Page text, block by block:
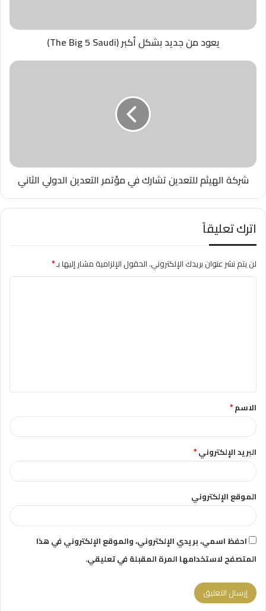
يعود من جديد بشكل أكبر (The Big 5 Saudi)
شركة الهيثم للتعدين تشارك في مؤتمر التعدين الدولي الثاني
اترك تعليقاً
لن يتم نشر عنوان بريدك الإلكتروني.الحقول الإلزامية مشار إليها بـ*
ق
*الاسم*
البريد الإلكتروني*
الموقع الإلكتروني
احفظ اسمي، بريدي الإلكتروني، والموقع الإلكتروني في هذا
المتصفح لاستخدامها المرة المقبلة في تعليقي.